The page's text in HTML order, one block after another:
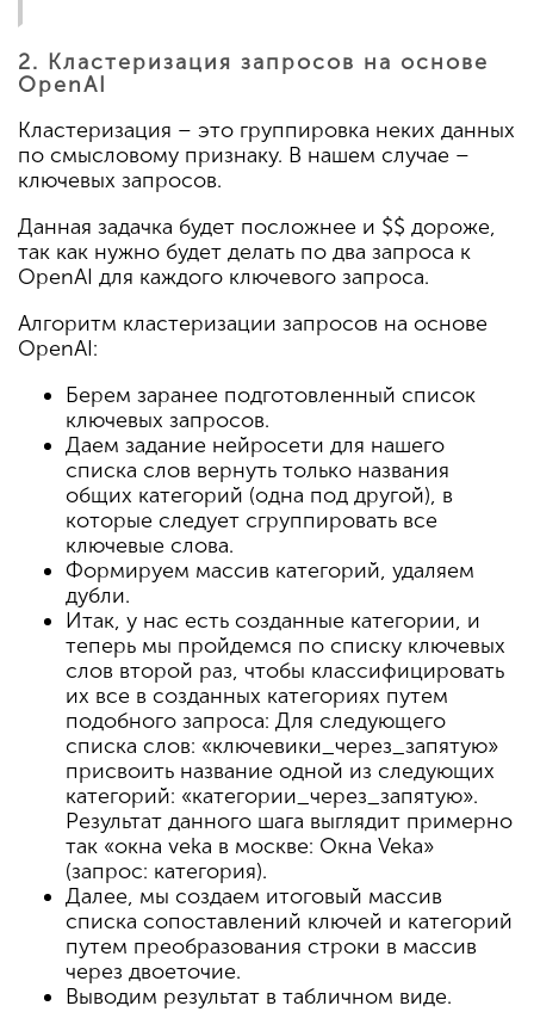
2. Кластеризация запросов на основе
OpenAI
Кластеризация – это группировка неких данных
по смысловому признаку. В нашем случае –
ключевых запросов.
Данная задачка будет посложнее и $$ дороже,
так как нужно будет делать по два запроса к
OpenAI для каждого ключевого запроса.
Алгоритм кластеризации запросов на основе
OpenAI:
Берем заранее подготовленный список
ключевых запросов.
Даем задание нейросети для нашего
списка слов вернуть только названия
общих категорий (одна под другой), в
которые следует сгруппировать все
ключевые слова.
Формируем массив категорий, удаляем
дубли.
Итак, у нас есть созданные категории, и
теперь мы пройдемся по списку ключевых
слов второй раз, чтобы классифицировать
их все в созданных категориях путем
подобного запроса: Для следующего
списка слов: «ключевики_через_запятую»
присвоить название одной из следующих
категорий: «категории_через_запятую».
Результат данного шага выглядит примерно
так «окна veka в москве: Окна Veka»
(запрос: категория).
Далее, мы создаем итоговый массив
списка сопоставлений ключей и категорий
путем преобразования строки в массив
через двоеточие.
Выводим результат в табличном виде.